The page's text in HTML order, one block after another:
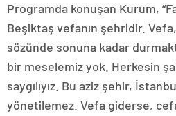
Programda konuşan Kurum,
Beşiktaş vefanın şehridir.
sözünde sonuna kadar
bir meselemiz yok. Herkesin
saygılıyız. Bu aziz şehir,
yönetilemez. Vefa giderse,